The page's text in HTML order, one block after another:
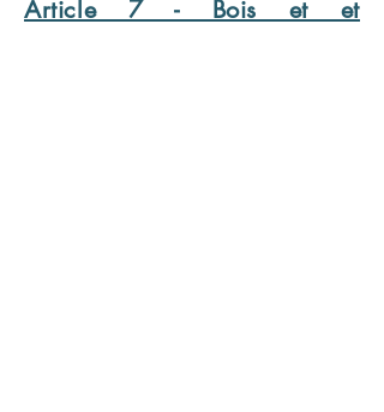
Article 7 - Bois et et